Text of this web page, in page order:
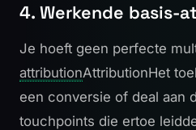
4. Werkende basis-
Je hoeft geen perfecte
attributionAttributionHet
een conversie of deal aan
touchpoints die ertoe